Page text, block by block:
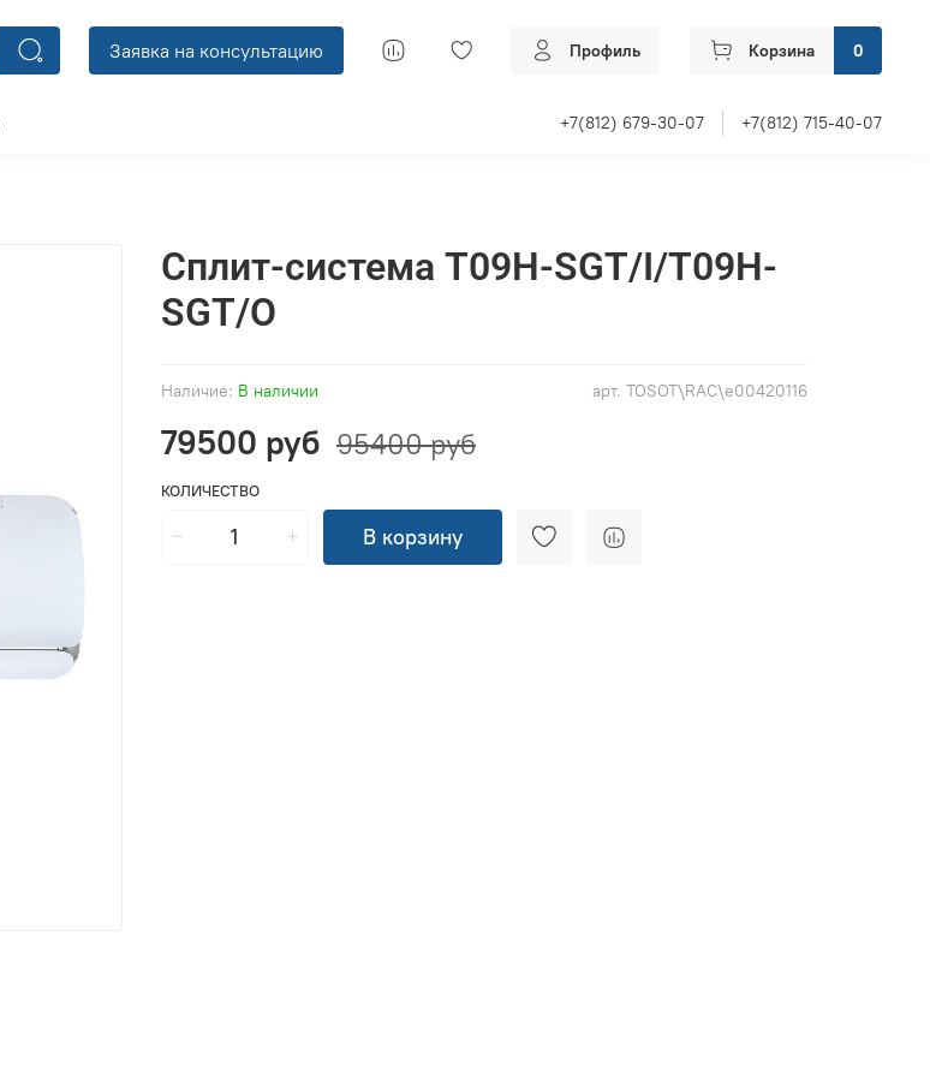
Заявка на консультацию Профиль Корзина 0
+7(812) 679-30-07 +7(812) 715-40-07
арт. TOSOT\RAC\e00420116
Наличие: В наличии
Сплит-система T09H-SGT/I/T09H-
SGT/O
79500 руб 95400 руб
КОЛИЧЕСТВО
В корзину